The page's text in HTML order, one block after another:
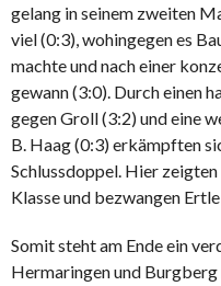
gelang in seinem zweiten
viel (0:3), wohingegen es
machte und nach einer
gewann (3:0). Durch einen
gegen Groll (3:2) und eine
B. Haag (0:3) erkämpften
Schlussdoppel. Hier
Klasse und bezwangen
Somit steht am Ende ein
Hermaringen und